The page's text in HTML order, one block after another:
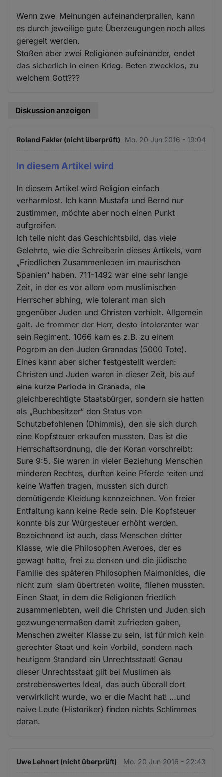
Wenn zwei Meinungen aufeinanderprallen, kann
es durch jeweilige gute Überzeugungen noch alles
geregelt werden.
Stoßen aber zwei Religionen aufeinander, endet
das sicherlich in einen Krieg. Beten zwecklos, zu
welchem Gott???
Diskussion anzeigen
Roland Fakler (nicht überprüft) Mo. 20 Jun 2016 - 19:04
In diesem Artikel wird
In diesem Artikel wird Religion einfach
verharmlost. Ich kann Mustafa und Bernd nur
zustimmen, möchte aber noch einen Punkt
aufgreifen.
Ich teile nicht das Geschichtsbild, das viele
Gelehrte, wie die Schreiberin dieses Artikels, vom
„Friedlichen Zusammenleben im maurischen
Spanien“ haben. 711-1492 war eine sehr lange
Zeit, in der es vor allem vom muslimischen
Herrscher abhing, wie tolerant man sich
gegenüber Juden und Christen verhielt. Allgemein
galt: Je frommer der Herr, desto intoleranter war
sein Regiment. 1066 kam es z.B. zu einem
Pogrom an den Juden Granadas (5000 Tote).
Eines kann aber sicher festgestellt werden:
Christen und Juden waren in dieser Zeit, bis auf
eine kurze Periode in Granada, nie
gleichberechtigte Staatsbürger, sondern sie hatten
als „Buchbesitzer“ den Status von
Schutzbefohlenen (Dhimmis), den sie sich durch
eine Kopfsteuer erkaufen mussten. Das ist die
Herrschaftsordnung, die der Koran vorschreibt:
Sure 9:5. Sie waren in vieler Beziehung Menschen
minderen Rechtes, durften keine Pferde reiten und
keine Waffen tragen, mussten sich durch
demütigende Kleidung kennzeichnen. Von freier
Entfaltung kann keine Rede sein. Die Kopfsteuer
konnte bis zur Würgesteuer erhöht werden.
Bezeichnend ist auch, dass Menschen dritter
Klasse, wie die Philosophen Averoes, der es
gewagt hatte, frei zu denken und die jüdische
Familie des späteren Philosophen Maimonides, die
nicht zum Islam übertreten wollte, fliehen mussten.
Einen Staat, in dem die Religionen friedlich
zusammenlebten, weil die Christen und Juden sich
gezwungenermaßen damit zufrieden gaben,
Menschen zweiter Klasse zu sein, ist für mich kein
gerechter Staat und kein Vorbild, sondern nach
heutigem Standard ein Unrechtsstaat! Genau
dieser Unrechtsstaat gilt bei Muslimen als
erstrebenswertes Ideal, das auch überall dort
verwirklicht wurde, wo er die Macht hat! …und
naive Leute (Historiker) finden nichts Schlimmes
daran.
Uwe Lehnert (nicht überprüft) Mo. 20 Jun 2016 - 22:43